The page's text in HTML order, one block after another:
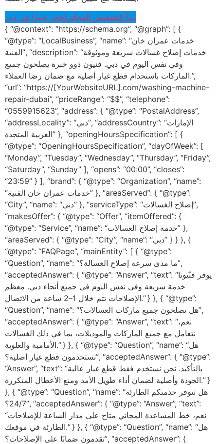
احجز خبيرًا في دبيابدأ التشخيص المجاني
{ “@context”: “https://schema.org”, “@graph”: [ {
“@type”: “LocalBusiness”, “name”: “خدمات عمران خان
الفنية”, “description”: “خدمات إصلاح غسالات سريعة وموثوقة
وفي نفس اليوم في دبي. فنيون ذوو خبرة يصلحون جميع
الماركات باستخدام قطع غيار أصلية مع ضمان رضا العملاء.”,
“url”: “https://[YourWebsiteURL].com/washing-machine-
repair-dubai”, “priceRange”: “$$”, “telephone”:
“0559915623”, “address”: { “@type”: “PostalAddress”,
“addressLocality”: “دبي”, “addressCountry”: “الإمارات
العربية المتحدة” }, “openingHoursSpecification”: [ {
“@type”: “OpeningHoursSpecification”, “dayOfWeek”: [
“Monday”, “Tuesday”, “Wednesday”, “Thursday”, “Friday”,
“Saturday”, “Sunday” ], “opens”: “00:00”, “closes”:
“23:59” } ], “brand”: { “@type”: “Organization”, “name”:
“خدمات عمران خان الفنية” }, “areaServed”: { “@type”:
“City”, “name”: “دبي” }, “serviceType”: “إصلاح الغسالات”,
“makesOffer”: { “@type”: “Offer”, “itemOffered”: {
“@type”: “Service”, “name”: “خدمة إصلاح الغسالات” },
“areaServed”: { “@type”: “City”, “name”: “دبي” } } }, {
“@type”: “FAQPage”, “mainEntity”: [ { “@type”:
“Question”, “name”: “ما مدى سرعة إصلاح الغسالة؟”,
“acceptedAnswer”: { “@type”: “Answer”, “text”: “يوفر فنّيونا
خدمة سريعة وفي نفس اليوم في جميع أنحاء دبي. معظم
الإصلاحات تتم خلال 1–2 ساعة من الاتصال.” } }, { “@type”:
“Question”, “name”: “هل تصلحون جميع ماركات الغسالات؟”,
“acceptedAnswer”: { “@type”: “Answer”, “text”: “نعم،
نتعامل مع جميع الماركات والموديلات، بما في ذلك الغسالات
الأمامية والعلوية.” } }, { “@type”: “Question”, “name”: “هل
تستخدمون قطع غيار أصلية؟”, “acceptedAnswer”: { “@type”:
“Answer”, “text”: “بالتأكيد. نحن نستخدم فقط قطع غيار عالية
الجودة وأصلية لضمان أداء طويل الأمد ومنع الأعطال المتكررة.” }
}, { “@type”: “Question”, “name”: “هل تتوفر خدمتكم الطارئة
24/7؟”, “acceptedAnswer”: { “@type”: “Answer”, “text”:
“نعم، خط المساعدة المجاني متاح على مدار الساعة للإصلاحات
الطارئة في موقعك.” } }, { “@type”: “Question”, “name”: “هل
تقدمون ضمانًا على الإصلاحات؟”, “acceptedAnswer”: {